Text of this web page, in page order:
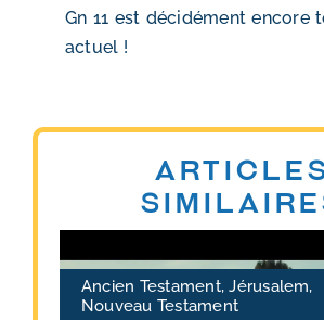
Gn 11 est décidément encore
actuel !
Ancien Testament,Jérusalem,
Nouveau Testament